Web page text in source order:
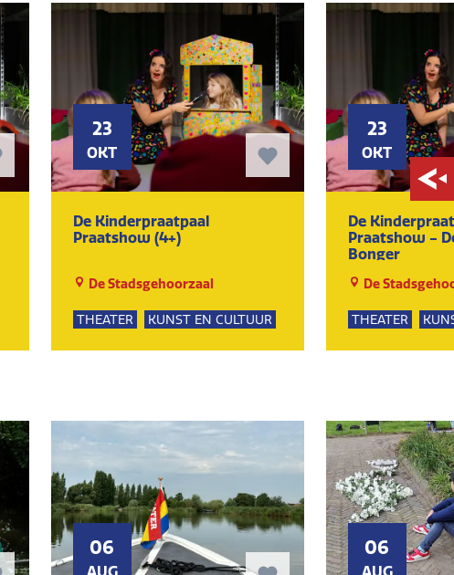
23
OKT
De Kinderpraatpaal
Praatshow (4+)
De Stadsgehoorzaal
THEATER KUNST EN CULTUUR
23
OKT
De
Praatshow -
Bonger
De
THEATER
06 06